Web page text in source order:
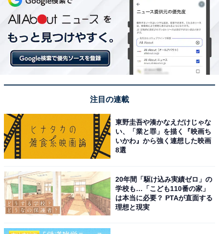
注目の連載
東野圭吾や湊かなえだけじゃな
い、「業と罪」を描く『映画ち
いかわ』から強く連想した映画
8選
20年間「駆け込み実績ゼロ」の
学校も…「こども110番の家」
は本当に必要？ PTAが直面する
理想と現実